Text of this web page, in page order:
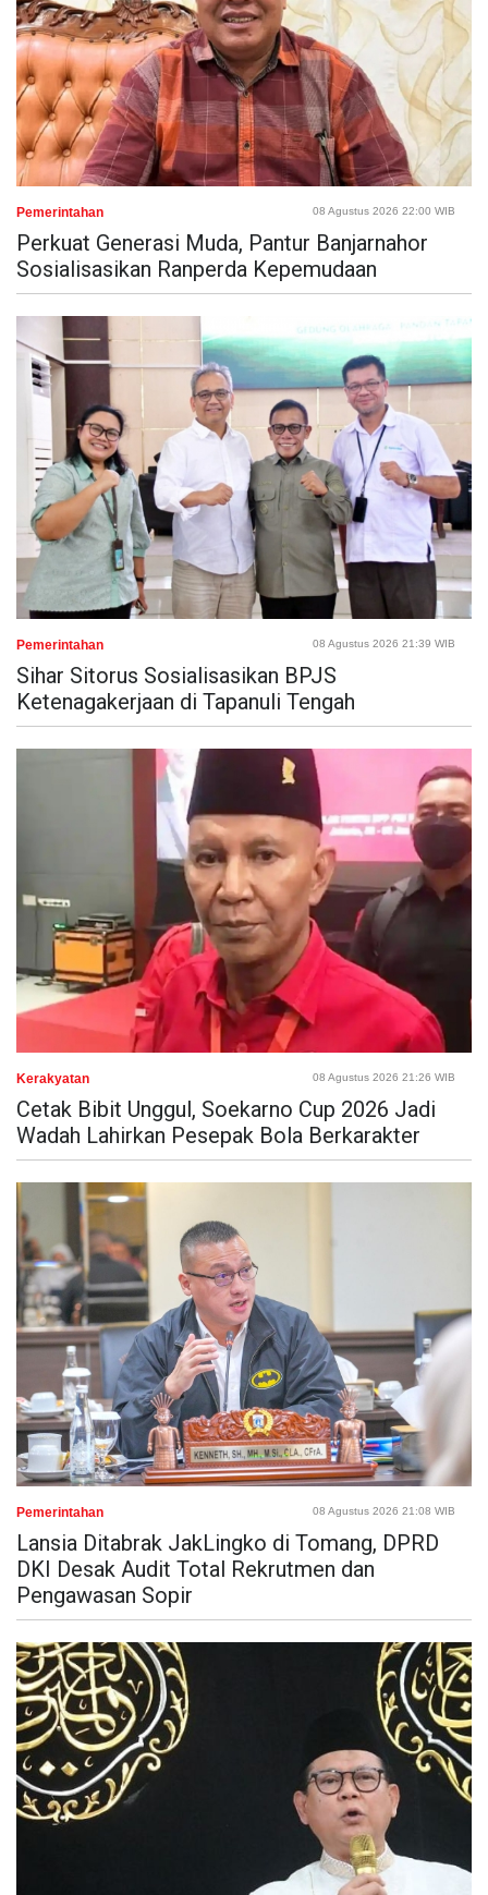
Pemerintahan 08 Agustus 2026 22:00 WIB
Perkuat Generasi Muda, Pantur Banjarnahor
Sosialisasikan Ranperda Kepemudaan
Pemerintahan 08 Agustus 2026 21:39 WIB
Sihar Sitorus Sosialisasikan BPJS
Ketenagakerjaan di Tapanuli Tengah
Kerakyatan 08 Agustus 2026 21:26 WIB
Cetak Bibit Unggul, Soekarno Cup 2026 Jadi
Wadah Lahirkan Pesepak Bola Berkarakter
Pemerintahan 08 Agustus 2026 21:08 WIB
Lansia Ditabrak JakLingko di Tomang, DPRD
DKI Desak Audit Total Rekrutmen dan
Pengawasan Sopir